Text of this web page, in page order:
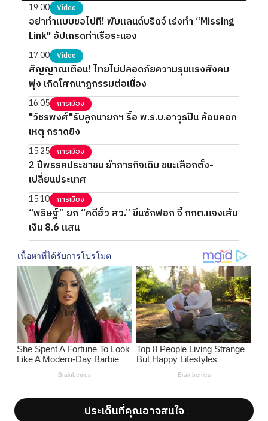
19:00 Video
อย่าทำแบบขอไปที! พับแลนด์บริดจ์ เร่งทำ “Missing
Link" อัปเกรดท่าเรือระนอง
17:00 Video
สัญญาณเตือน! ไทยไม่ปลอดภัยความรุนแรงสังคม
พุ่ง เกิดโศกนาฏกรรมต่อเนื่อง
16:05 การเมือง
"วัชรพงศ์"รับลูกนายกฯ รื้อ พ.ร.บ.อาวุธปืน ล้อมคอก
เหตุ กราดยิง
15:25 การเมือง
2 ปีพรรคประชาชน ย้ำภารกิจเดิม ชนะเลือกตั้ง-
เปลี่ยนประเทศ
15:10 การเมือง
“พริษฐ์” ยก “คดีฮั้ว สว.” ขึ้นซักฟอก จี้ กกต.แจงเส้น
เงิน 8.6 แสน
';ประเด็นที่คุณอาจสนใจ';